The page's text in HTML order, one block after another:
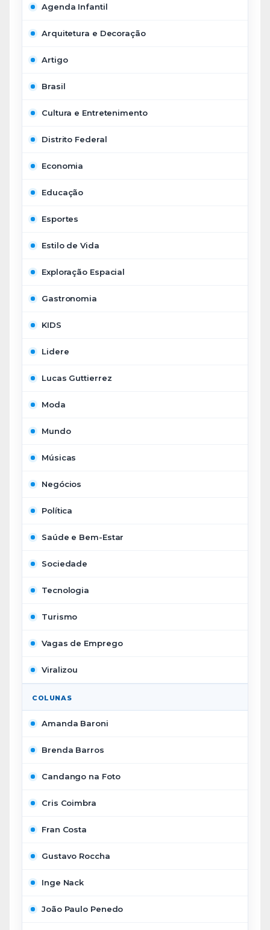
Agenda Infantil
Arquitetura e Decoração
Artigo
Brasil
Cultura e Entretenimento
Distrito Federal
Economia
Educação
Esportes
Estilo de Vida
Exploração Espacial
Gastronomia
KIDS
Lidere
Lucas Guttierrez
Moda
Mundo
Músicas
Negócios
Política
Saúde e Bem-Estar
Sociedade
Tecnologia
Turismo
Vagas de Emprego
Viralizou
COLUNAS
Amanda Baroni
Brenda Barros
Candango na Foto
Cris Coimbra
Fran Costa
Gustavo Roccha
Inge Nack
João Paulo Penedo